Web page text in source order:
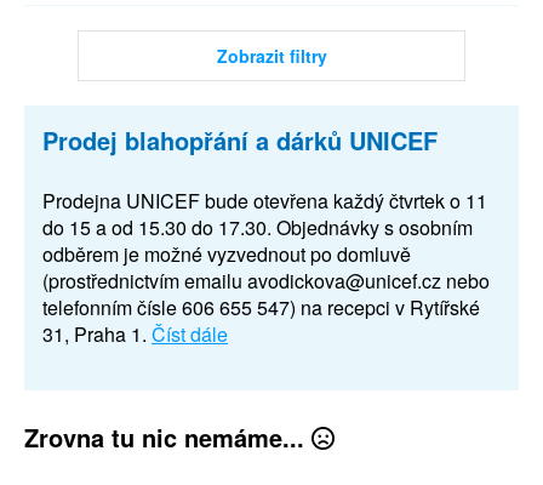
Zobrazit filtry
Prodej blahopřání a dárků UNICEF
Prodejna UNICEF bude otevřena každý čtvrtek o 11
do 15 a od 15.30 do 17.30. Objednávky s osobním
odběrem je možné vyzvednout po domluvě
(prostřednictvím emailu avodickova@unicef.cz nebo
telefonním čísle 606 655 547) na recepci v Rytířské
31, Praha 1. Číst dále
Zrovna tu nic nemáme...